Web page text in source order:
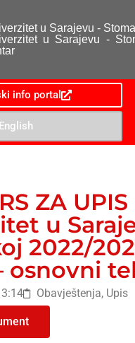
u Sarajevu -
u Sarajevu -
info portal
English
ZA UPIS
u
2022/
osnovni
Obavještenja, Upis